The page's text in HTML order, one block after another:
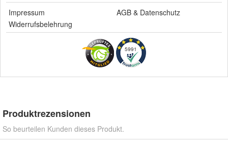
Impressum
AGB & Datenschutz
Widerrufsbelehrung
5991
Produktrezensionen
So beurteilen Kunden dieses Produkt.